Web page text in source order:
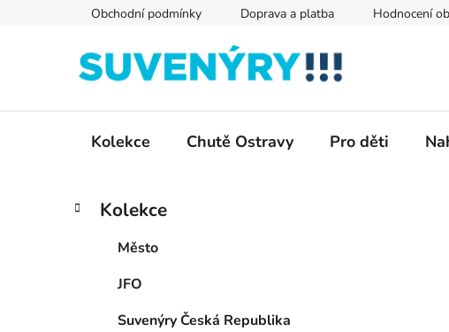
Obchodní podmínky Doprava a platba Hodnocení
Kolekce Chutě Ostravy Pro děti
PPřeskočit
kategorie
K
a
Kolekce
Město
JFO
Suvenýry Česká Republika